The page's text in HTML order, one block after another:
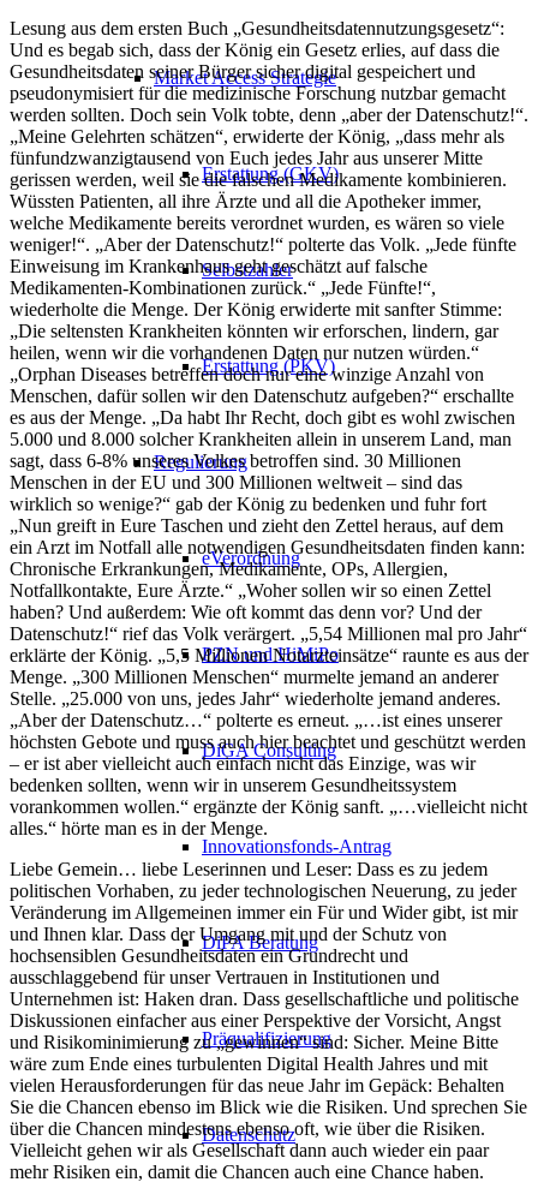
Market Access Strategie
Erstattung (GKV)
Selbstzahler
Erstattung (PKV)
Regulierung
eVerordnung
PZN​ und HiMiPo
DiGA Consulting
Innovationsfonds-Antrag
DiPA Beratung
Präqualifizierung
Datenschutz
Lesung aus dem ersten Buch „Gesundheitsdatennutzungsgesetz“:
Und es begab sich, dass der König ein Gesetz erlies, auf dass die
Gesundheitsdaten seiner Bürger sicher digital gespeichert und
pseudonymisiert für die medizinische Forschung nutzbar gemacht
werden sollten. Doch sein Volk tobte, denn „aber der Datenschutz!“.
„Meine Gelehrten schätzen“, erwiderte der König, „dass mehr als
fünfundzwanzigtausend von Euch jedes Jahr aus unserer Mitte
gerissen werden, weil sie die falschen Medikamente kombinieren.
Wüssten Patienten, all ihre Ärzte und all die Apotheker immer,
welche Medikamente bereits verordnet wurden, es wären so viele
weniger!“. „Aber der Datenschutz!“ polterte das Volk. „Jede fünfte
Einweisung im Krankenhaus geht geschätzt auf falsche
Medikamenten-Kombinationen zurück.“ „Jede Fünfte!“,
wiederholte die Menge. Der König erwiderte mit sanfter Stimme:
„Die seltensten Krankheiten könnten wir erforschen, lindern, gar
heilen, wenn wir die vorhandenen Daten nur nutzen würden.“
„Orphan Diseases betreffen doch nur eine winzige Anzahl von
Menschen, dafür sollen wir den Datenschutz aufgeben?“ erschallte
es aus der Menge. „Da habt Ihr Recht, doch gibt es wohl zwischen
5.000 und 8.000 solcher Krankheiten allein in unserem Land, man
sagt, dass 6-8% unseres Volkes betroffen sind. 30 Millionen
Menschen in der EU und 300 Millionen weltweit – sind das
wirklich so wenige?“ gab der König zu bedenken und fuhr fort
„Nun greift in Eure Taschen und zieht den Zettel heraus, auf dem
ein Arzt im Notfall alle notwendigen Gesundheitsdaten finden kann:
Chronische Erkrankungen, Medikamente, OPs, Allergien,
Notfallkontakte, Eure Ärzte.“ „Woher sollen wir so einen Zettel
haben? Und außerdem: Wie oft kommt das denn vor? Und der
Datenschutz!“ rief das Volk verärgert. „5,54 Millionen mal pro Jahr“
erklärte der König. „5,5 Millionen Notarzteinsätze“ raunte es aus der
Menge. „300 Millionen Menschen“ murmelte jemand an anderer
Stelle. „25.000 von uns, jedes Jahr“ wiederholte jemand anderes.
„Aber der Datenschutz…“ polterte es erneut. „…ist eines unserer
höchsten Gebote und muss auch hier beachtet und geschützt werden
– er ist aber vielleicht auch einfach nicht das Einzige, was wir
bedenken sollten, wenn wir in unserem Gesundheitssystem
vorankommen wollen.“ ergänzte der König sanft. „…vielleicht nicht
alles.“ hörte man es in der Menge.
Liebe Gemein… liebe Leserinnen und Leser: Dass es zu jedem
politischen Vorhaben, zu jeder technologischen Neuerung, zu jeder
Veränderung im Allgemeinen immer ein Für und Wider gibt, ist mir
und Ihnen klar. Dass der Umgang mit und der Schutz von
hochsensiblen Gesundheitsdaten ein Grundrecht und
ausschlaggebend für unser Vertrauen in Institutionen und
Unternehmen ist: Haken dran. Dass gesellschaftliche und politische
Diskussionen einfacher aus einer Perspektive der Vorsicht, Angst
und Risikominimierung zu „gewinnen“ sind: Sicher. Meine Bitte
wäre zum Ende eines turbulenten Digital Health Jahres und mit
vielen Herausforderungen für das neue Jahr im Gepäck: Behalten
Sie die Chancen ebenso im Blick wie die Risiken. Und sprechen Sie
über die Chancen mindestens ebenso oft, wie über die Risiken.
Vielleicht gehen wir als Gesellschaft dann auch wieder ein paar
mehr Risiken ein, damit die Chancen auch eine Chance haben.